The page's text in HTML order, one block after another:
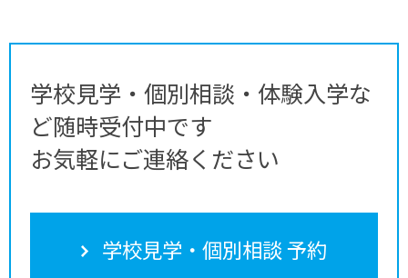
学校見学・個別相談・体験入学な
ど随時受付中です
お気軽にご連絡ください
学校見学・個別相談 予約